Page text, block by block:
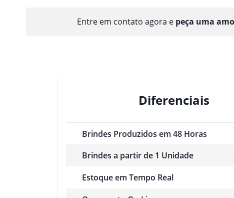
Entre em contato agora e peça uma
Diferenciais
Brindes Produzidos em 48 Horas
Brindes a partir de 1 Unidade
Estoque em Tempo Real